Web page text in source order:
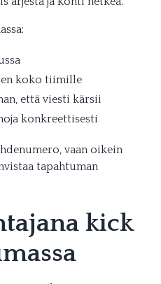
koko tiimille
että viesti kärsii
konkreettisesti
vaan oikein
tapahtuman
kick